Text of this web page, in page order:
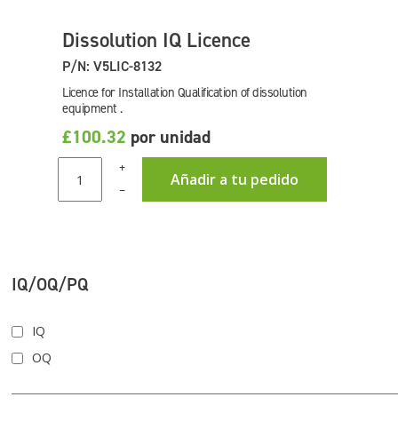
Dissolution IQ Licence
P/N: V5LIC-8132
Licence for Installation Qualification of dissolution
equipment .
£100.32 por unidad
+
Añadir a tu pedido
–
IQ/OQ/PQ
IQ
OQ